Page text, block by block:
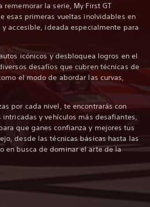
rememorar la serie, My First GT
esas primeras vueltas inolvidables en
accesible, ideada especialmente para
icónicos y desbloquea logros en el
desafíos que cubren técnicas de
el modo de abordar las curvas,
por cada nivel, te encontrarás con
intricadas y vehículos más desafiantes,
que ganes confianza y mejores tus
desde las técnicas básicas hasta las
en busca de dominar el arte de la